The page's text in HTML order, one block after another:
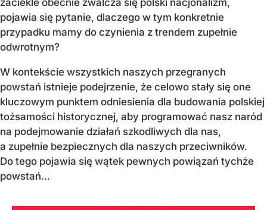
zaciekle obecnie zwalcza się polski nacjonalizm,
pojawia się pytanie, dlaczego w tym konkretnie
przypadku mamy do czynienia z trendem zupełnie
odwrotnym?
W kontekście wszystkich naszych przegranych
powstań istnieje podejrzenie, że celowo stały się one
kluczowym punktem odniesienia dla budowania polskiej
tożsamości historycznej, aby programować nasz naród
na podejmowanie działań szkodliwych dla nas,
a zupełnie bezpiecznych dla naszych przeciwników.
Do tego pojawia się wątek pewnych powiązań tychże
powstań...